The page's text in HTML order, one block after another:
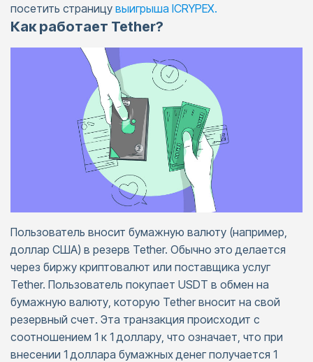
посетить страницу выигрыша ICRYPEX.
Как работает Tether?
Пользователь вносит бумажную валюту (например,
доллар США) в резерв Tether. Обычно это делается
через биржу криптовалют или поставщика услуг
Tether. Пользователь покупает USDT в обмен на
бумажную валюту, которую Tether вносит на свой
резервный счет. Эта транзакция происходит с
соотношением 1 к 1 доллару, что означает, что при
внесении 1 доллара бумажных денег получается 1